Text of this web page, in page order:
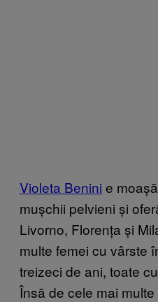
Violeta Benini e
mușchii pelvieni și
Livorno, Florența și
multe femei cu vârste
treizeci de ani, toate
Însă de cele mai